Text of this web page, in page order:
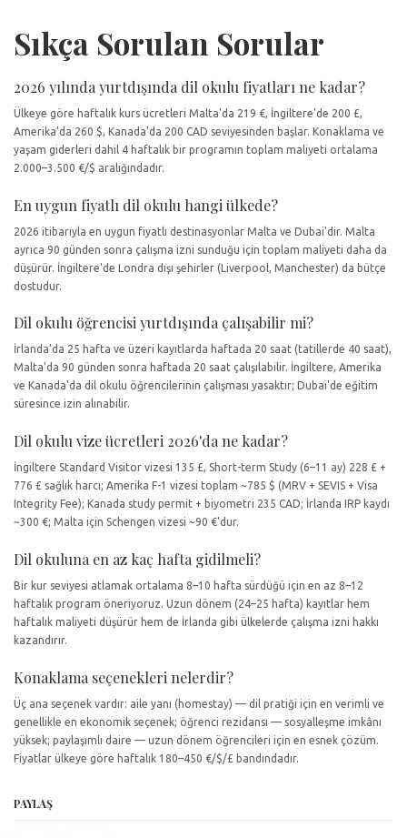
Sıkça Sorulan Sorular
2026 yılında yurtdışında dil okulu fiyatları ne kadar?
Ülkeye göre haftalık kurs ücretleri Malta'da 219 €, İngiltere'de 200 £,
Amerika'da 260 $, Kanada'da 200 CAD seviyesinden başlar. Konaklama ve
yaşam giderleri dahil 4 haftalık bir programın toplam maliyeti ortalama
2.000–3.500 €/$ aralığındadır.
En uygun fiyatlı dil okulu hangi ülkede?
2026 itibarıyla en uygun fiyatlı destinasyonlar Malta ve Dubai'dir. Malta
ayrıca 90 günden sonra çalışma izni sunduğu için toplam maliyeti daha da
düşürür. İngiltere'de Londra dışı şehirler (Liverpool, Manchester) da bütçe
dostudur.
Dil okulu öğrencisi yurtdışında çalışabilir mi?
İrlanda'da 25 hafta ve üzeri kayıtlarda haftada 20 saat (tatillerde 40 saat),
Malta'da 90 günden sonra haftada 20 saat çalışılabilir. İngiltere, Amerika
ve Kanada'da dil okulu öğrencilerinin çalışması yasaktır; Dubai'de eğitim
süresince izin alınabilir.
Dil okulu vize ücretleri 2026'da ne kadar?
İngiltere Standard Visitor vizesi 135 £, Short-term Study (6–11 ay) 228 £ +
776 £ sağlık harcı; Amerika F-1 vizesi toplam ~785 $ (MRV + SEVIS + Visa
Integrity Fee); Kanada study permit + biyometri 235 CAD; İrlanda IRP kaydı
~300 €; Malta için Schengen vizesi ~90 €'dur.
Dil okuluna en az kaç hafta gidilmeli?
Bir kur seviyesi atlamak ortalama 8–10 hafta sürdüğü için en az 8–12
haftalık program öneriyoruz. Uzun dönem (24–25 hafta) kayıtlar hem
haftalık maliyeti düşürür hem de İrlanda gibi ülkelerde çalışma izni hakkı
kazandırır.
Konaklama seçenekleri nelerdir?
Üç ana seçenek vardır: aile yanı (homestay) — dil pratiği için en verimli ve
genellikle en ekonomik seçenek; öğrenci rezidansı — sosyalleşme imkânı
yüksek; paylaşımlı daire — uzun dönem öğrencileri için en esnek çözüm.
Fiyatlar ülkeye göre haftalık 180–450 €/$/£ bandındadır.
PAYLAŞ